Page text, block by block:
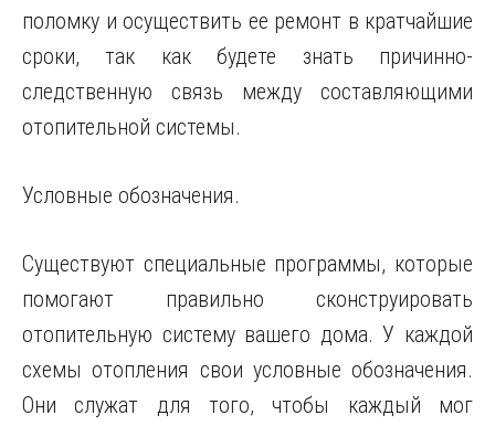
поломку и осуществить ее ремонт в кратчайшие
сроки, так как будете знать причинно-
следственную связь между составляющими
отопительной системы.
Условные обозначения.
Существуют специальные программы, которые
помогают правильно сконструировать
отопительную систему вашего дома. У каждой
схемы отопления свои условные обозначения.
Они служат для того, чтобы каждый мог